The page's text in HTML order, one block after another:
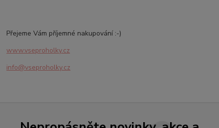
Přejeme Vám příjemné nakupování :-)
www.vseproholky.cz
info@vseproholky.cz